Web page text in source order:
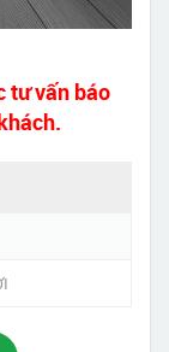
tư vấn báo